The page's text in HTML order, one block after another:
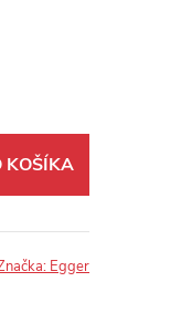
KOŠÍKA
Egger